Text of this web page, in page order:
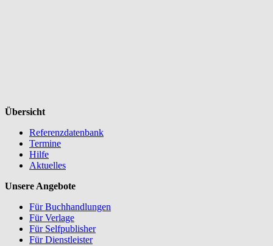
Übersicht
Referenzdatenbank
Termine
Hilfe
Aktuelles
Unsere Angebote
Für Buchhandlungen
Für Verlage
Für Selfpublisher
Für Dienstleister